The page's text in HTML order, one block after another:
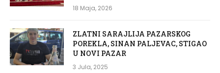
18 Maja, 2026
ZLATNI SARAJLIJA PAZARSKOG
POREKLA, SINAN PALJEVAC, STIGAO
U NOVI PAZAR
3 Jula, 2025